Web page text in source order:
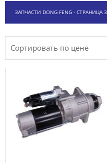
ЗАПЧАСТИ DONG FENG - СТРАНИЦА 3
Сортировать по цене